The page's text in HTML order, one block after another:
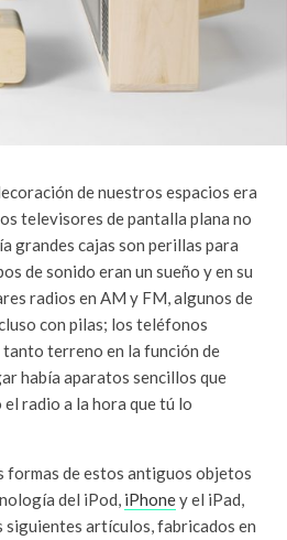
de nuestros espacios era
televisores de pantalla plana no
grandes cajas son perillas para
de sonido eran un sueño y en su
radios en AM y FM, algunos de
con pilas; los teléfonos
tanto terreno en la función de
había aparatos sencillos que
radio a la hora que tú lo
formas de estos antiguos objetos
del iPod, iPhoney el iPad,
siguientes artículos, fabricados en